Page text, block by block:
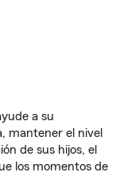
a su
mantener el nivel
de sus hijos, el
los momentos de